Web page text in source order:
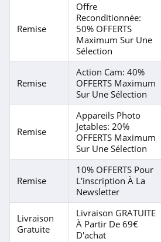
Remise
Offre
Reconditionnée:
50% OFFERTS
Maximum Sur Une
Sélection
Remise
Action Cam: 40%
OFFERTS Maximum
Sur Une Sélection
Remise
Appareils Photo
Jetables: 20%
OFFERTS Maximum
Sur Une Sélection
Remise
10% OFFERTS Pour
L'inscription À La
Newsletter
Livraison
Gratuite
Livraison GRATUITE
À Partir De 69€
D'achat